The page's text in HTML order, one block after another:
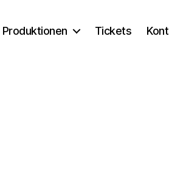
Produktionen Tickets